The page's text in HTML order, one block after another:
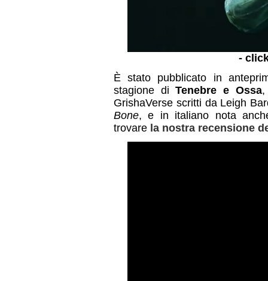
-
È stato pubblicato in
stagione diTenebre e Ossa,
GrishaVerse scritti da Leigh
Bone, e in italiano nota
trovare la nostra recensione